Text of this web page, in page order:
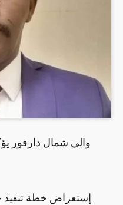
والي شمال دارفور
إستعراض خطة تنفيذ